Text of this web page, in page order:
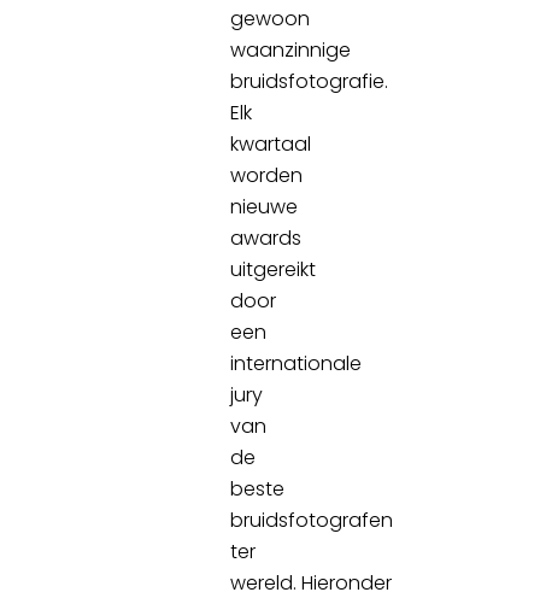
gewoon
waanzinnige
bruidsfotografie.
Elk
kwartaal
worden
nieuwe
awards
uitgereikt
door
een
internationale
jury
van
de
beste
bruidsfotografen
ter
wereld. Hieronder